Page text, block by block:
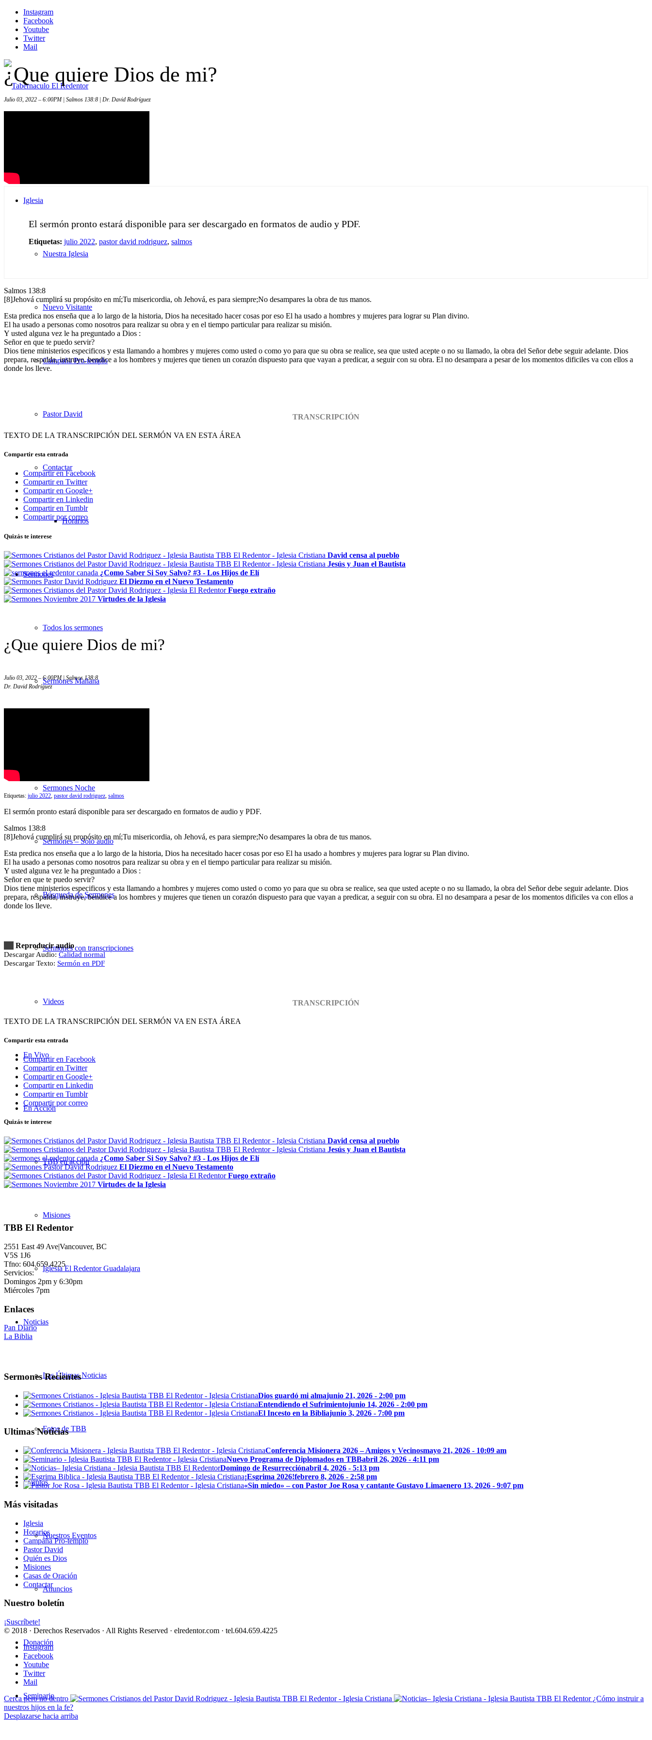
Instagram
Facebook
Youtube
Twitter
Mail
Iglesia
Nuestra Iglesia
Nuevo Visitante
Campaña Pro-templo
Pastor David
Contactar
Horarios
Sermones
Todos los sermones
Sermones Mañana
Sermones Noche
Sermones – Solo audio
Búsqueda de Sermones
Sermones con transcripciones
Videos
En Vivo
En Acción
TBB en acción
Misiones
Iglesia El Redentor Guadalajara
Noticias
Las Últimas Noticias
Fotos de TBB
Eventos
Nuestros Eventos
Anuncios
Donación
Seminario
¿Que quiere Dios de mi?
Julio 03, 2022 – 6:00PM | Salmos 138:8 | Dr. David Rodríguez
El sermón pronto estará disponible para ser descargado en formatos de audio y PDF.
Etiquetas: julio 2022, pastor david rodriguez, salmos
Salmos 138:8
[8]Jehová cumplirá su propósito en mí;Tu misericordia, oh Jehová, es para siempre;No desampares la obra de tus manos.
Esta predica nos enseña que a lo largo de la historia, Dios ha necesitado hacer cosas por eso El ha usado a hombres y mujeres para lograr su Plan divino.
El ha usado a personas como nosotros para realizar su obra y en el tiempo particular para realizar su misión.
Y usted alguna vez le ha preguntado a Dios :
Señor en que te puedo servir?
Dios tiene ministerios especificos y esta llamando a hombres y mujeres como usted o como yo para que su obra se realice, sea que usted acepte o no su llamado, la obra del Señor debe seguir adelante. Dios
prepara, respalda, instruye, bendice a los hombres y mujeres que tienen un corazón dispuesto para que vayan a predicar, a seguir con su obra. El no desampara a pesar de los momentos dificiles va con ellos a
donde los lleve.
TRANSCRIPCIÓN
TEXTO DE LA TRANSCRIPCIÓN DEL SERMÓN VA EN ESTA ÁREA
Compartir esta entrada
Compartir en Facebook
Compartir en Twitter
Compartir en Google+
Compartir en Linkedin
Compartir en Tumblr
Compartir por correo
Quizás te interese
David censa al pueblo
Jesús y Juan el Bautista
¿Como Saber Si Soy Salvo? #3 - Los Hijos de Elí
El Diezmo en el Nuevo Testamento
Fuego extraño
Virtudes de la Iglesia
¿Que quiere Dios de mi?
Julio 03, 2022 – 6:00PM | Salmos 138:8
Dr. David Rodríguez
Etiquetas: julio 2022 pastor david rodriguez salmos
El sermón pronto estará disponible para ser descargado en formatos de audio y PDF.
Salmos 138:8
[8]Jehová cumplirá su propósito en mí;Tu misericordia, oh Jehová, es para siempre;No desampares la obra de tus manos.
Esta predica nos enseña que a lo largo de la historia, Dios ha necesitado hacer cosas por eso El ha usado a hombres y mujeres para lograr su Plan divino.
El ha usado a personas como nosotros para realizar su obra y en el tiempo particular para realizar su misión.
Y usted alguna vez le ha preguntado a Dios :
Señor en que te puedo servir?
Dios tiene ministerios especificos y esta llamando a hombres y mujeres como usted o como yo para que su obra se realice, sea que usted acepte o no su llamado, la obra del Señor debe seguir adelante. Dios
prepara, respalda, instruye, bendice a los hombres y mujeres que tienen un corazón dispuesto para que vayan a predicar, a seguir con su obra. El no desampara a pesar de los momentos dificiles va con ellos a
donde los lleve.
Reproducir audio
Descargar Audio: Calidad normal
Descargar Texto: Sermón en PDF
TRANSCRIPCIÓN
TEXTO DE LA TRANSCRIPCIÓN DEL SERMÓN VA EN ESTA ÁREA
Compartir esta entrada
Compartir en Facebook
Compartir en Twitter
Compartir en Google+
Compartir en Linkedin
Compartir en Tumblr
Compartir por correo
Quizás te interese
David censa al pueblo
Jesús y Juan el Bautista
¿Como Saber Si Soy Salvo? #3 - Los Hijos de Elí
El Diezmo en el Nuevo Testamento
Fuego extraño
Virtudes de la Iglesia
TBB El Redentor
2551 East 49 Ave|Vancouver, BC
V5S 1J6
Tfno: 604.659.4225
Servicios:
Domingos 2pm y 6:30pm
Miércoles 7pm
Enlaces
Pan Diario
La Biblia
Sermones Recientes
Dios guardó mi almajunio 21, 2026 - 2:00 pm
Entendiendo el Sufrimientojunio 14, 2026 - 2:00 pm
El Incesto en la Bibliajunio 3, 2026 - 7:00 pm
Ultimas Noticias
Conferencia Misionera 2026 – Amigos y Vecinosmayo 21, 2026 - 10:09 am
Nuevo Programa de Diplomados en TBBabril 26, 2026 - 4:11 pm
Domingo de Resurrecciónabril 4, 2026 - 5:13 pm
¡Esgrima 2026!febrero 8, 2026 - 2:58 pm
«Sin miedo» – con Pastor Joe Rosa y cantante Gustavo Limaenero 13, 2026 - 9:07 pm
Más visitadas
Iglesia
Horarios
Campaña Pro-templo
Pastor David
Quién es Dios
Misiones
Casas de Oración
Contactar
Nuestro boletín
¡Suscríbete!
© 2018 · Derechos Reservados · All Rights Reserved · elredentor.com · tel.604.659.4225
Instagram
Facebook
Youtube
Twitter
Mail
Cerca pero no dentro
¿Cómo instruir a
nuestros hijos en la fe?
Desplazarse hacia arriba